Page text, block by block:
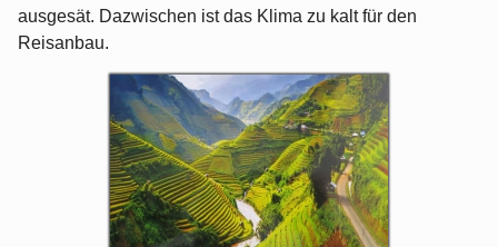
ausgesät. Dazwischen ist das Klima zu kalt für den
Reisanbau.